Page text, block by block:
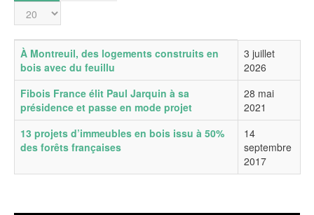
Affichage #
Titre Date de publication
À Montreuil, des logements construits en
bois avec du feuillu
3 juillet
2026
Fibois France élit Paul Jarquin à sa
présidence et passe en mode projet
28 mai
2021
13 projets d’immeubles en bois issu à 50%
des forêts françaises
14
septembre
2017